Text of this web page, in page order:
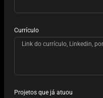
Currículo
Projetos que já atuou